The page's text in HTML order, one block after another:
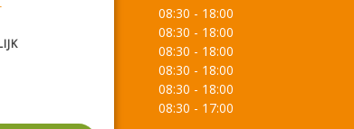
08:30 - 18:00
08:30 - 18:00
08:30 - 18:00
08:30 - 18:00
08:30 - 18:00
08:30 - 17:00